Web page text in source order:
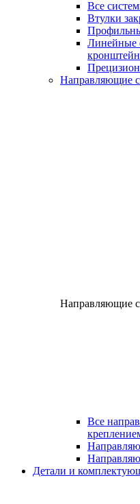
Все
Втулки
Линейные
Направляющие
Направляющие
Все
Детали и